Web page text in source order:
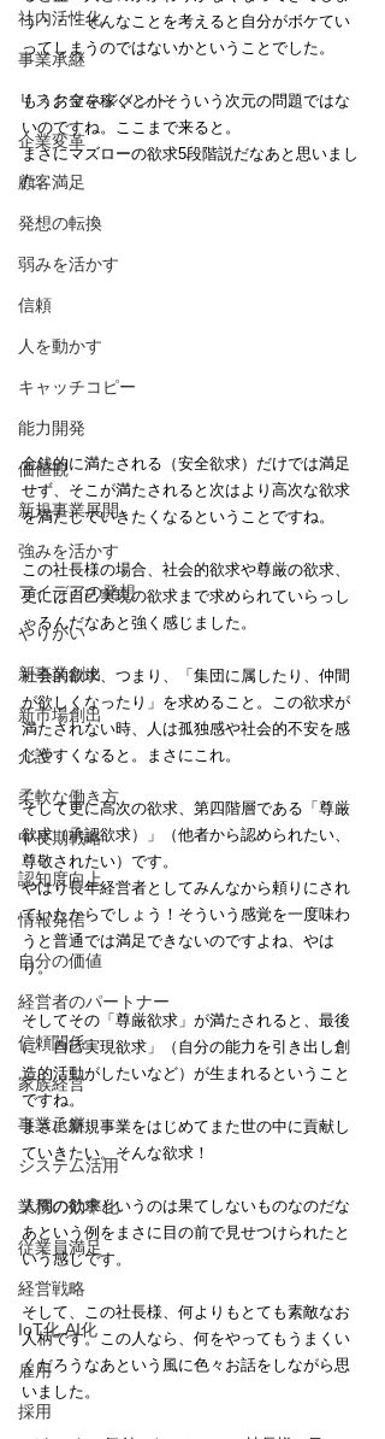
社内活性化
事業承継
リスクマネジメント
企業変革
顧客満足
発想の転換
弱みを活かす
信頼
人を動かす
キャッチコピー
能力開発
価値観
新規事業展開
強みを活かす
アイデアの発想
やりがい
新事業創出
新市場創出
介護
柔軟な働き方
中長期戦略
認知度向上
情報発信
自分の価値
経営者のパートナー
信頼関係
家族経営
事業承継
システム活用
業務の効率化
従業員満足
経営戦略
IoT化 AI化
雇用
採用
う・・・そんなことを考えると自分がボケてい
ってしまうのではないかということでした。
もうお金を稼ぐとかそういう次元の問題ではな
いのですね。ここまで来ると。
まさにマズローの欲求5段階説だなあと思いまし
た。
金銭的に満たされる（安全欲求）だけでは満足
せず、そこが満たされると次はより高次な欲求
を満たしていきたくなるということですね。
この社長様の場合、社会的欲求や尊厳の欲求、
更には自己実現の欲求まで求められていらっし
ゃるんだなあと強く感じました。
社会的欲求、つまり、「集団に属したり、仲間
が欲しくなったり」を求めること。この欲求が
満たされない時、人は孤独感や社会的不安を感
じやすくなると。まさにこれ。
そして更に高次の欲求、第四階層である「尊厳
欲求（承認欲求）」（他者から認められたい、
尊敬されたい）です。
やはり長年経営者としてみんなから頼りにされ
ていたからでしょう！そういう感覚を一度味わ
うと普通では満足できないのですよね、やは
り。
そしてその「尊厳欲求」が満たされると、最後
に「自己実現欲求」（自分の能力を引き出し創
造的活動がしたいなど）が生まれるということ
ですね。
まさに新規事業をはじめてまた世の中に貢献し
ていきたい。そんな欲求！
人間の欲求というのは果てしないものなのだな
あという例をまさに目の前で見せつけられたと
いう感じです。
そして、この社長様、何よりもとても素敵なお
人柄です。この人なら、何をやってもうまくい
くだろうなあという風に色々お話をしながら思
いました。